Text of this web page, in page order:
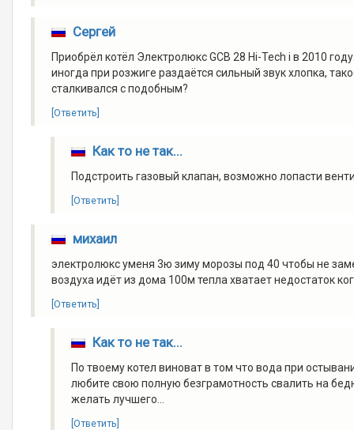
Сергей
Приобрёл котёл Электролюкс GCB 28 Hi-Tech i в 2010
иногда при розжиге раздаётся сильный звук хлопка,
сталкивался с подобным?
[Ответить]
Как то не так...
Подстроить газовый клапан, возможно лопасти
[Ответить]
михаил
электролюкс уменя 3ю зиму морозы под 40 чтобы не
воздуха идёт из дома 100м тепла хватает недостаток
[Ответить]
Как то не так...
По твоему котел виноват в том что вода при
любите свою полную безграмотность свалить на
желать лучшего...
[Ответить]